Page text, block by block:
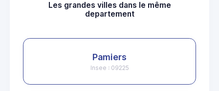
Les grandes villes dans le même
departement
Pamiers
Insee : 09225